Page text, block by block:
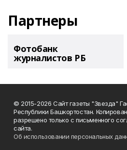
Партнеры
Фотобанк
журналистов РБ
© 2015-2026 Сайт газеты "Звезда"
Республики Башкортостан.
разрешено только с письменного
сайта.
Об использовании персональных